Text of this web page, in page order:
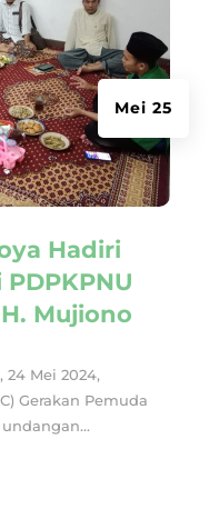
Hadiri
Mujiono
Mei 25
24 Mei 2024,
Gerakan Pemuda